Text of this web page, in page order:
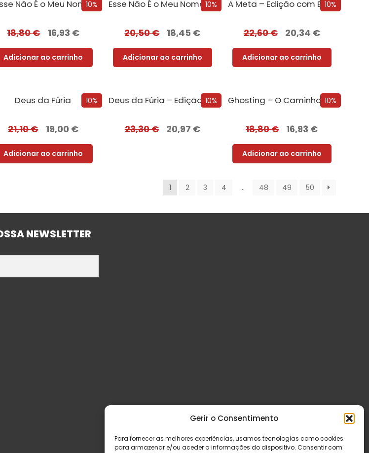
Gerir o Consentimento
Para fornecer as melhores experiências, usamos tecnologias como cookies
para armazenar e/ou aceder a informações do dispositivo. Consentir com
10%
Não É o Meu Nome
18,80€ 16,93 €
Adicionar ao carrinho
10%
Esse Não É o Meu Nome – Edição com EDGES
20,50€ 18,45 €
Adicionar ao carrinho
10%
A Meta – Edição com EDGES
22,60€ 20,34 €
Adicionar ao carrinho
10%
Deus da Fúria
21,10€ 19,00 €
Adicionar ao carrinho
10%
Deus da Fúria – Edição com EDGES
23,30€ 20,97 €
10%
Ghosting – O Caminho para o Sexo
18,80€ 16,93 €
Adicionar ao carrinho
1 2 3 4 … 48 49 50
NEWSLETTER